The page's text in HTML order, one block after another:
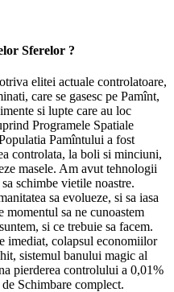
Sferelor ?
elitei actuale controlatoare,
care se gasesc pe Pamînt,
si lupte care au loc
Programele Spatiale
Pamîntului a fost
controlata, la boli si minciuni,
masele. Am avut tehnologii
schimbe vietile noastre.
sa evolueze, si sa iasa
momentul sa ne cunoastem
si ce trebuie sa facem.
imediat, colapsul economiilor
sistemul banului magic al
pierderea controlului a 0,01%
Schimbare complect.